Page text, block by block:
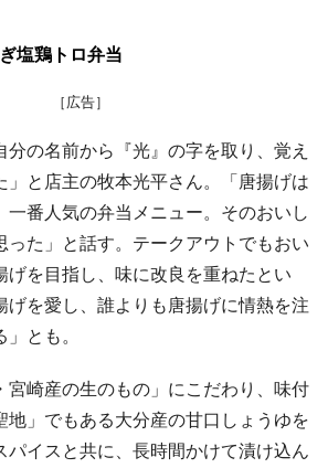
塩鶏トロ弁当
［広告］
の名前から『光』の字を取り、覚え
」と店主の牧本光平さん。「唐揚げは
一番人気の弁当メニュー。そのおいし
った」と話す。テークアウトでもおい
げを目指し、味に改良を重ねたとい
げを愛し、誰よりも唐揚げに情熱を注
とも。
崎産の生のもの」にこだわり、味付
地」でもある大分産の甘口しょうゆを
パイスと共に、長時間かけて漬け込ん